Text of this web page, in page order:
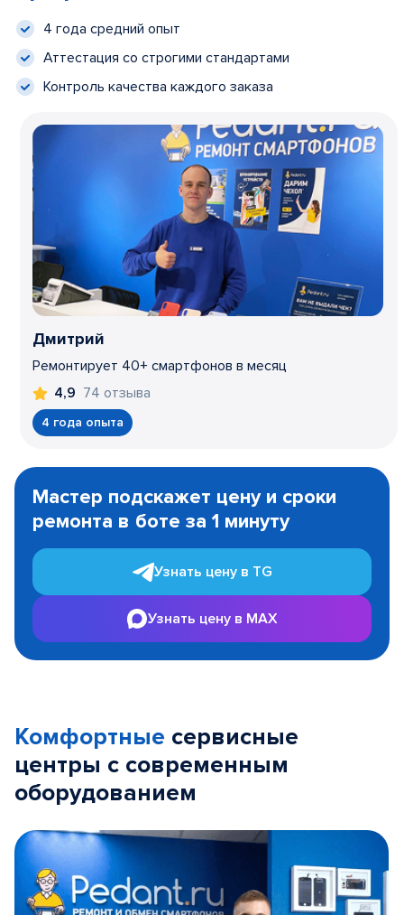
4 года средний опыт
Аттестация со строгими стандартами
Контроль качества каждого заказа
Дмитрий
Ремонтирует 40+ смартфонов в месяц
4,9 74 отзыва
4 года опыта
1
Мастер подскажет цену и сроки
ремонта в боте за 1 минуту
Узнать цену в TG
Узнать цену в MAX
Комфортные сервисные
центры с современным
оборудованием